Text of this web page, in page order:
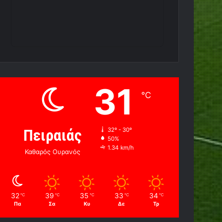
Πειραιάς
Καθαρός Ουρανός
31 ℃
32º - 30º
50%
1.34 km/h
32 ℃
Πα
39 ℃
Σα
35 ℃
Κυ
33 ℃
Δε
34 ℃
Τρ